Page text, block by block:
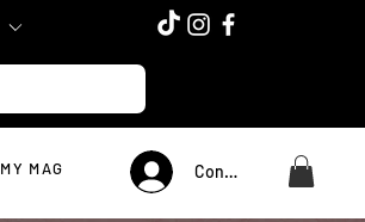
MY MAG Connexion